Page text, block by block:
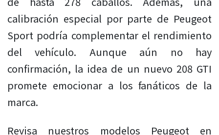
calibración especial por parte de Peugeot
Sport podría complementar el rendimiento
del vehículo. Aunque aún no hay
confirmación, la idea de un nuevo 208 GTI
promete emocionar a los fanáticos de la
marca.
Revisa nuestros modelos Peugeot en